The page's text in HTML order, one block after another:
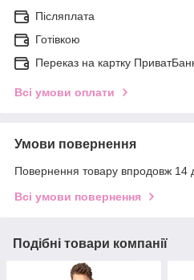
Післяплата
Готівкою
Переказ на картку
Всі умови оплати
Умови повернення
Повернення товару впродовж 14
Всі умови повернення
Подібні товари компанії